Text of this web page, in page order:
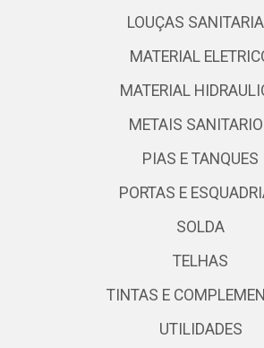
LOUÇAS
MATERIAL
MATERIAL
METAIS
PIAS E TANQUES
PORTAS E
SOLDA
TELHAS
TINTAS E
UTILIDADES